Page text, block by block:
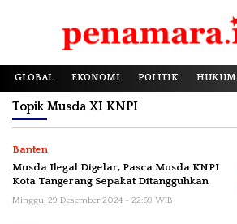
GLOBAL EKONOMI POLITIK HUKUM
TopikMusda XI KNPI
Banten
Musda Ilegal Digelar, Pasca Musda KNPI
Kota Tangerang Sepakat Ditangguhkan
Minggu, 29 Desember 2024 - 22:59 WIB